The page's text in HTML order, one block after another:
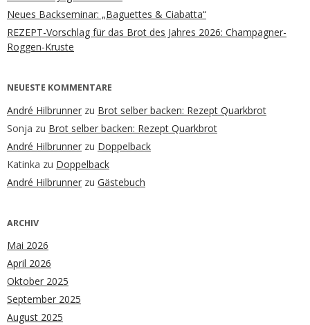
Neues Backseminar: „Baguettes & Ciabatta“
REZEPT-Vorschlag für das Brot des Jahres 2026: Champagner-
Roggen-Kruste
NEUESTE KOMMENTARE
André Hilbrunner zu Brot selber backen: Rezept Quarkbrot
Sonja zu Brot selber backen: Rezept Quarkbrot
André Hilbrunner zu Doppelback
Katinka zu Doppelback
André Hilbrunner zu Gästebuch
ARCHIV
Mai 2026
April 2026
Oktober 2025
September 2025
August 2025